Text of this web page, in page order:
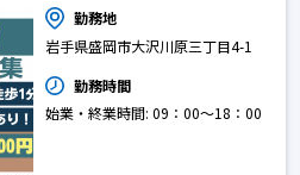
勤務地
岩手県盛岡市大沢川原三丁目4-1
勤務時間
始業・終業時間: 09：00～18：00